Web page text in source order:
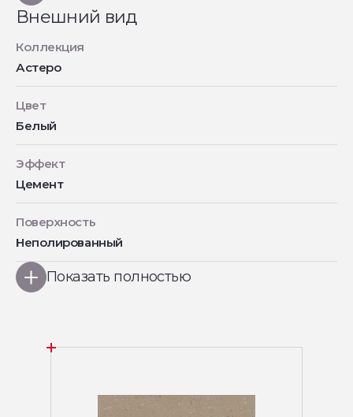
Внешний вид
Коллекция
Астеро
Цвет
Белый
Эффект
Цемент
Поверхность
Неполированный
Показать полностью